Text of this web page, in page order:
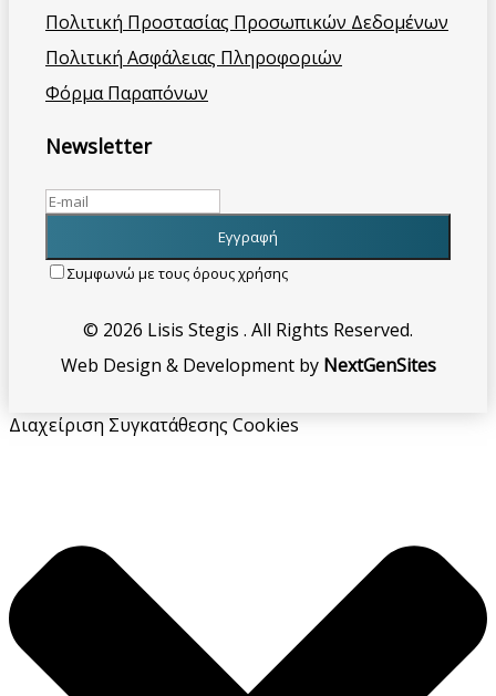
Πολιτική Προστασίας Προσωπικών Δεδομένων
Πολιτική Ασφάλειας Πληροφοριών
Φόρμα Παραπόνων
Newsletter
Συμφωνώ με τους όρους χρήσης
© 2026 Lisis Stegis . All Rights Reserved.
Web Design & Development by NextGenSites
Διαχείριση Συγκατάθεσης Cookies